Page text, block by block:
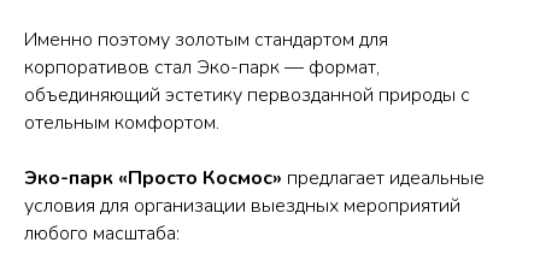
Именно поэтому золотым стандартом для
корпоративов стал Эко-парк — формат,
объединяющий эстетику первозданной природы с
отельным комфортом.
Эко-парк «Просто Космос» предлагает идеальные
условия для организации выездных мероприятий
любого масштаба: